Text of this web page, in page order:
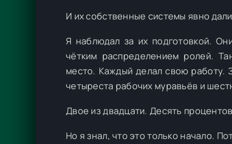
И их собственные системы явно
Я наблюдал за их подготовкой.
чётким распределением ролей.
место. Каждый делал свою работу.
четыреста рабочих муравьёв и
Двое из двадцати. Десять
Но я знал, что это только начало.